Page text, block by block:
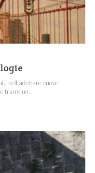
nell'adottare nuove
trarre un...